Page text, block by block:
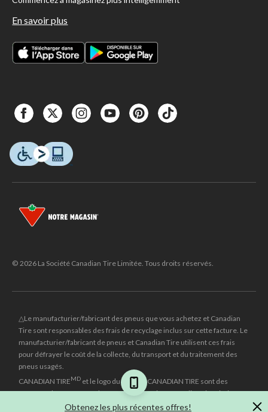
Obtenez les plus récentes offres!
En savoir plus
© 2026 La Société Canadian Tire Limitée. Tous droits réservés.
△Le manufacturier/fabricant des pneus que vous achetez et Canadian
Tire sont responsables des frais de recyclage inclus sur cette facture. Le
manufacturier/fabricant de pneus et Canadian Tire utilisent ces frais
pour défrayer le coût de la collecte, du transport et du traitement des
pneus usagés.
CANADIAN TIREMD et le logo du triangle CANADIAN TIRE sont des
marques de commerce déposées de la Société Canadian Tire Limitée.